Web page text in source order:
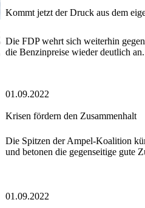
Kommt jetzt der Druck aus dem
Die FDP wehrt sich weiterhin
die Benzinpreise wieder deutlich an.
01.09.2022
Krisen fördern den Zusammenhalt
Die Spitzen der Ampel-Koalition
und betonen die gegenseitige gute
01.09.2022